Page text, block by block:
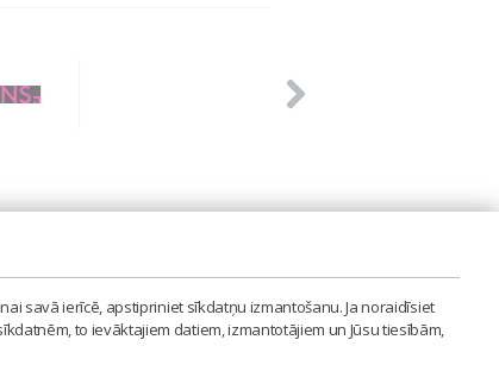
savā ierīcē, apstipriniet sīkdatņu izmantošanu. Ja noraidīsiet
to ievāktajiem datiem, izmantotājiem un Jūsu tiesībām,